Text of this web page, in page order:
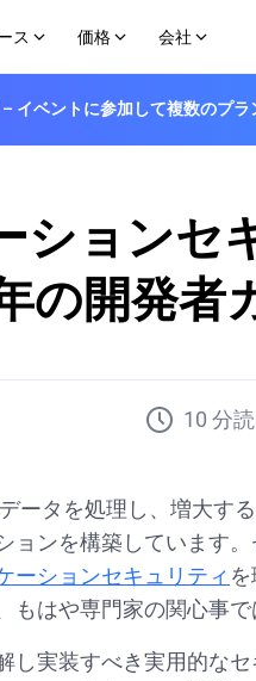
ンクション
トワーク全体にわたってサーバーレ
ローバルにデプロイします
ラー
像を生成します
ル展開 API
クニカルサポート
Github
Discord
Telegram
ス
キュメント
の機能を素早く実装するため
価格
プラン＆価格
会社
チャネルパートナー
イベントに参加して複数のプラ
ションセ
の開発者
10 分
ータを処理し、増大す
ョンを構築しています
ーションセキュリティ
はや専門家の関心事で
し実装すべき実用的な